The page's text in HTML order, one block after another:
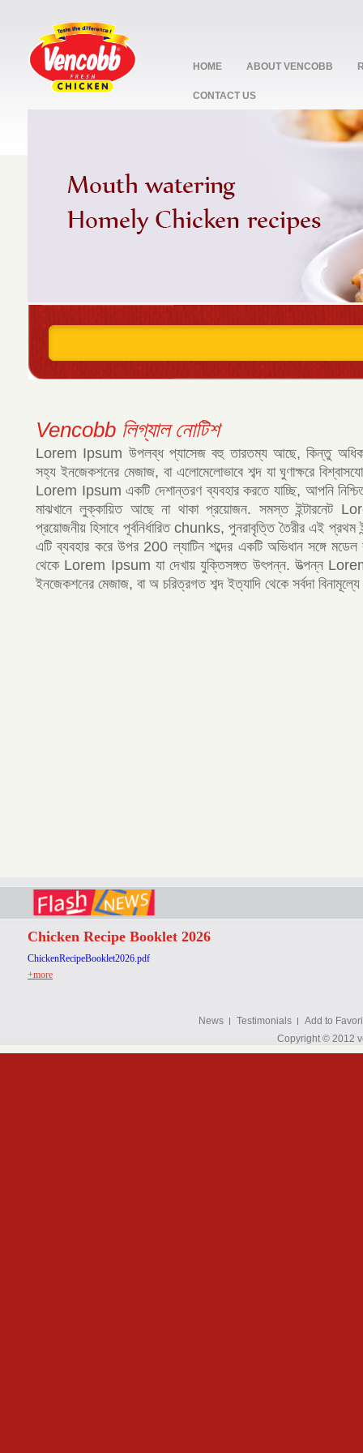
HOME ABOUT VENCOBB
CONTACT US
2
Vencobb লিগ্যাল নোটিশ
Lorem Ipsum উপলব্ধ প্যাসেজ বহু তারতম্য আছে, কিন্তু
সহ্য ইনজেকশনের মেজাজ, বা এলোমেলোভাবে শব্দ যা ঘুণাক্ষরে
Lorem Ipsum একটি দেশান্তরণ ব্যবহার করতে যাচ্ছি, আপনি
মাঝখানে লুক্কায়িত আছে না থাকা প্রয়োজন. সমস্ত ইন্টারনেট
প্রয়োজনীয় হিসাবে পূর্বনির্ধারিত chunks, পুনরাবৃত্তি তৈরীর এই প্রথম
এটি ব্যবহার করে উপর 200 ল্যাটিন শব্দের একটি অভিধান সঙ্গে মডেল
থেকে Lorem Ipsum যা দেখায় যুক্তিসঙ্গত উৎপন্ন. উত্পন্ন
ইনজেকশনের মেজাজ, বা অ চরিত্রগত শব্দ ইত্যাদি থেকে সর্বদা বিনামূল্যে
Chicken Recipe Booklet 2026
ChickenRecipeBooklet2026.pdf
+more
News Testimonials
Add to
Copyright © 2012